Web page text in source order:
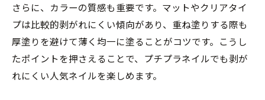
さらに、カラーの質感も重要です。マットやクリアタイ
プは比較的剥がれにくい傾向があり、重ね塗りする際も
厚塗りを避けて薄く均一に塗ることがコツです。こうし
たポイントを押さえることで、プチプラネイルでも剥が
れにくい人気ネイルを楽しめます。